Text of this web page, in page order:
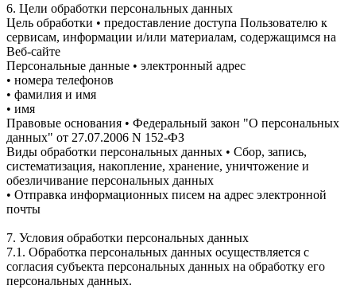
6. Цели обработки персональных данных
Цель обработки • предоставление доступа Пользователю к
сервисам, информации и/или материалам, содержащимся на
Веб-сайте
Персональные данные • электронный адрес
• номера телефонов
• фамилия и имя
• имя
Правовые основания • Федеральный закон "О персональных
данных" от 27.07.2006 N 152-ФЗ
Виды обработки персональных данных • Сбор, запись,
систематизация, накопление, хранение, уничтожение и
обезличивание персональных данных
• Отправка информационных писем на адрес электронной
почты
7. Условия обработки персональных данных
7.1. Обработка персональных данных осуществляется с
согласия субъекта персональных данных на обработку его
персональных данных.